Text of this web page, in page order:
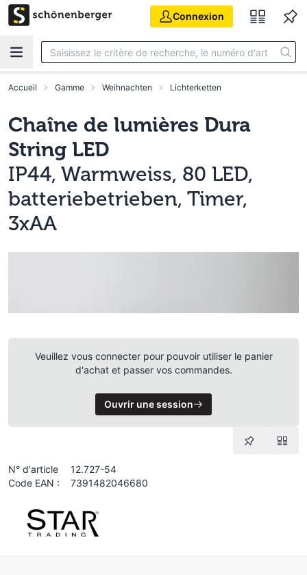
Aller au contenu principal
Connexion
Accueil Gamme Weihnachten Lichterketten
Chaîne de lumières Dura
String LED
IP44, Warmweiss, 80 LED,
batteriebetrieben, Timer,
3xAA
Veuillez vous connecter pour pouvoir utiliser le panier
d'achat et passer vos commandes.
Ouvrir une session
N° d'article
12.727-54
Code EAN :
7391482046680